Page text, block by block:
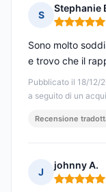
S
Stephanie
Nota: 5 su 5
Pubblicato il 18/12/
a seguito di un
Sono molto
e trovo che il
Recensione
J
johnny A.
Nota: 5 su 5